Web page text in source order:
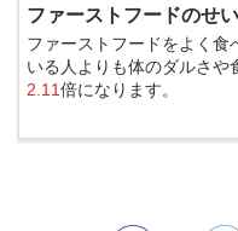
ファーストフードのせ
ファーストフードをよく食
いる人よりも体のダルさや
2.11倍になります。